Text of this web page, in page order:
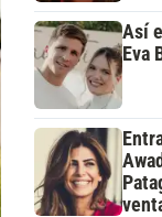
Así
Eva